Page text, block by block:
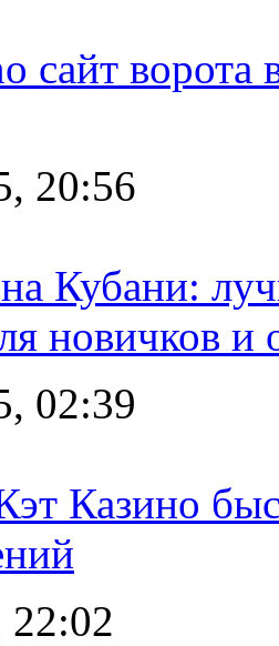
сайт
20:56
Кубани:
новичков
02:39
Казино
22:02